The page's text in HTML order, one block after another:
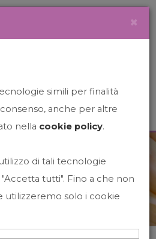
×
simili per finalità
anche per altre
nella cookie policy.
di tali tecnologie
tutti". Fino a che non
utilizzeremo solo i cookie